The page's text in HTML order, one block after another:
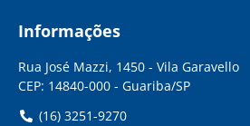
Informações
Rua José Mazzi, 1450 - Vila Garavello
CEP: 14840-000 - Guariba/SP
(16) 3251-9270